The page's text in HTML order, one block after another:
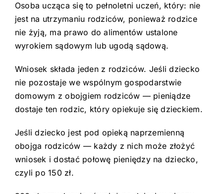
Osoba ucząca się to pełnoletni uczeń, który: nie
jest na utrzymaniu rodziców, ponieważ rodzice
nie żyją, ma prawo do alimentów ustalone
wyrokiem sądowym lub ugodą sądową.
Wniosek składa jeden z rodziców. Jeśli dziecko
nie pozostaje we wspólnym gospodarstwie
domowym z obojgiem rodziców — pieniądze
dostaje ten rodzic, który opiekuje się dzieckiem.
Jeśli dziecko jest pod opieką naprzemienną
obojga rodziców — każdy z nich może złożyć
wniosek i dostać połowę pieniędzy na dziecko,
czyli po 150 zł.